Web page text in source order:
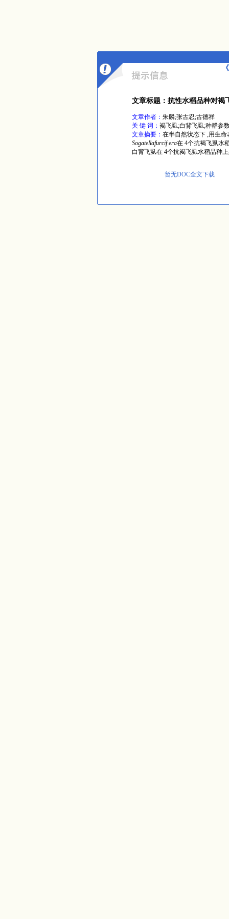
文章标题：抗性水稻品种对褐
文章作者： 朱麟;张古忍;古德祥
关 键 词： 褐飞虱;白背飞虱;种群参
文章摘要： 在半自然状态下 ,用生
Sogatellafurcif era在 4个抗褐飞虱水
白背飞虱在 4个抗褐飞虱水稻品种
暂无DOC全文下载